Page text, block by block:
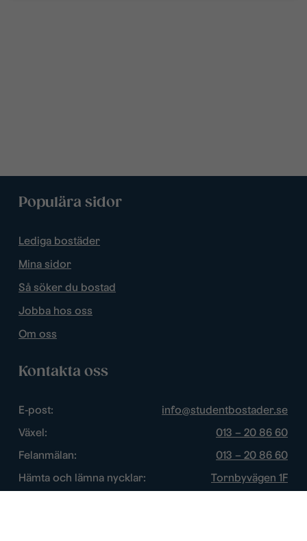
Populära sidor
Lediga bostäder
Mina sidor
Så söker du bostad
Jobba hos oss
Om oss
Kontakta oss
E-post:
info@studentbostader.se
Växel:
013 – 20 86 60
Felanmälan:
013 – 20 86 60
Hämta och lämna nycklar:
Tornbyvägen 1F